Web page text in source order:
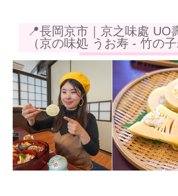
📍長岡京市｜京之味處 UO
（京の味処 うお寿 - 竹の子